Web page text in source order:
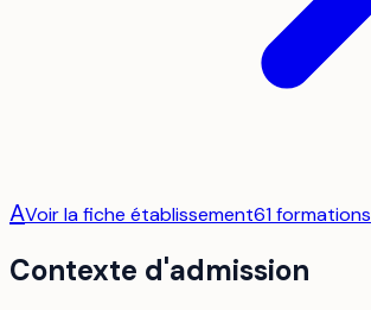
AVoir la fiche établissement61formations
Contexte d'admission